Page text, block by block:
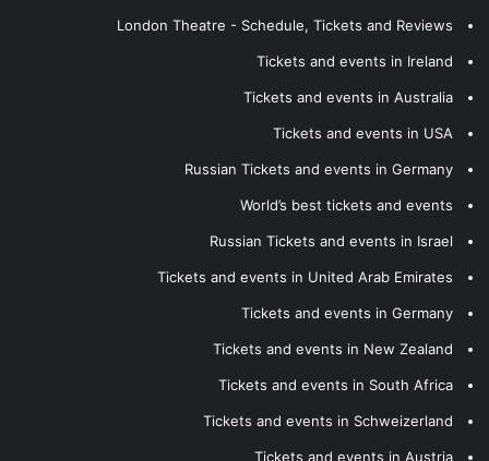
London Theatre - Schedule, Tickets and Reviews
Tickets and events in Ireland
Tickets and events in Australia
Tickets and events in USA
Russian Tickets and events in Germany
World’s best tickets and events
Russian Tickets and events in Israel
Tickets and events in United Arab Emirates
Tickets and events in Germany
Tickets and events in New Zealand
Tickets and events in South Africa
Tickets and events in Schweizerland
Tickets and events in Austria